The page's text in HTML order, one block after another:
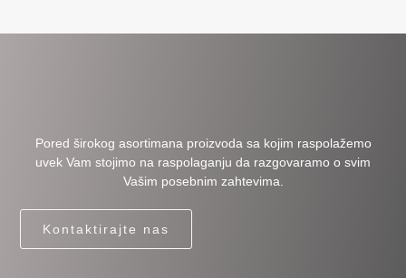
Pored širokog asortimana proizvoda sa kojim raspolažemo
uvek Vam stojimo na raspolaganju da razgovaramo o svim
Vašim posebnim zahtevima.
Kontaktirajte nas